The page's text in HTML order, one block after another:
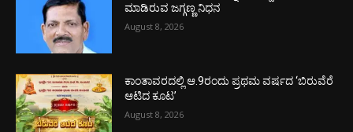
ಮಾಡಿರುವ ಜಗ್ಗಣ್ಣ ನಿಧನ
August 8, 2026
ಕಾಂತಾವರದಲ್ಲಿ ಆ.9ರಂದು ಪ್ರಥಮ ವರ್ಷದ ‘ಬಿರುವೆರೆ
ಆಟಿದ ಕೂಟ’
August 8, 2026